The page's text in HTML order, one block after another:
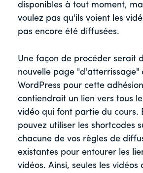
disponibles à tout moment,
voulez pas qu'ils voient les
pas encore été diffusées.
Une façon de procéder serait
nouvelle page "d'atterrissage"
WordPress pour cette
contiendrait un lien vers tous
vidéo qui font partie du cours.
pouvez utiliser les shortcodes
chacune de vos règles de
existantes pour entourer les
vidéos. Ainsi, seules les vidéos